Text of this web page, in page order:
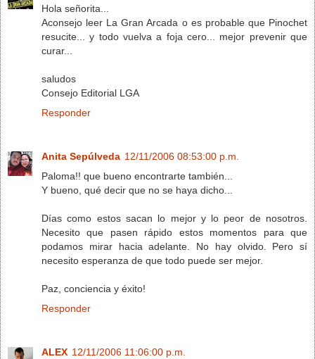
Hola señorita...
Aconsejo leer La Gran Arcada o es probable que Pinochet
resucite... y todo vuelva a foja cero... mejor prevenir que
curar...
saludos
Consejo Editorial LGA
Responder
Anita Sepúlveda 12/11/2006 08:53:00 p.m.
Paloma!! que bueno encontrarte también...
Y bueno, qué decir que no se haya dicho...
Días como estos sacan lo mejor y lo peor de nosotros.
Necesito que pasen rápido estos momentos para que
podamos mirar hacia adelante. No hay olvido. Pero sí
necesito esperanza de que todo puede ser mejor.
Paz, conciencia y éxito!
Responder
ALEX 12/11/2006 11:06:00 p.m.